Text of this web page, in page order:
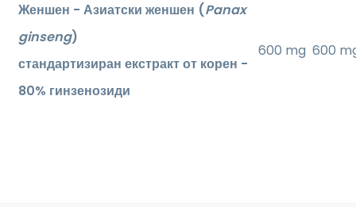
Женшен - Азиатски женшен (Panax
ginseng)
стандартизиран екстракт от корен -
80% гинзенозиди
600 mg 600